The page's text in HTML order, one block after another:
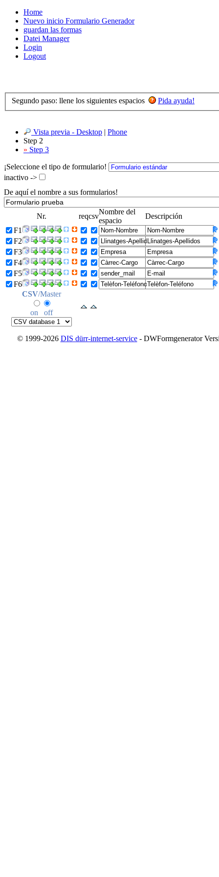
Home
Nuevo inicio Formulario Generador
guardan las formas
Datei Manager
Login
Logout
Segundo paso: llene los siguientes espacios Pida ayuda!
Vista previa - Desktop | Phone
Step 2
» Step 3
¡Seleccione el tipo de formulario!
inactivo ->
De aquí el nombre a sus formularios!
Nr. reqcsv
Nombre del
espacio
Descripción
F1
F2
F3
F4
F5
F6
CSV/Master
on off
© 1999-2026 DIS dürr-internet-service- DWFormgenerator